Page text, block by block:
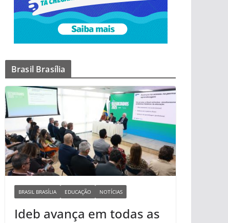
Brasil Brasília
BRASIL BRASÍLIA EDUCAÇÃO NOTÍCIAS
Ideb avança em todas as